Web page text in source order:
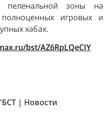
пеленальной зоны на
игровых и
хабах.
bst/AZ6RpLQeCIY
| Новости